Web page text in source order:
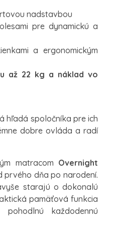
nadstavbou
pre dynamickú a
a ergonomickým
až 22 kg a náklad vo
hľadá spoločníka pre ich
dobre ovláda a radí
matracom Overnight
prvého dňa po narodení.
starajú o dokonalú
pamäťová funkcia
každodennú